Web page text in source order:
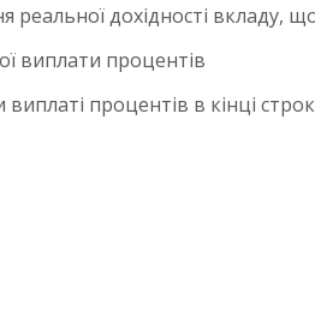
дохідності вкладу,
виплати процентів
процентів в кінці